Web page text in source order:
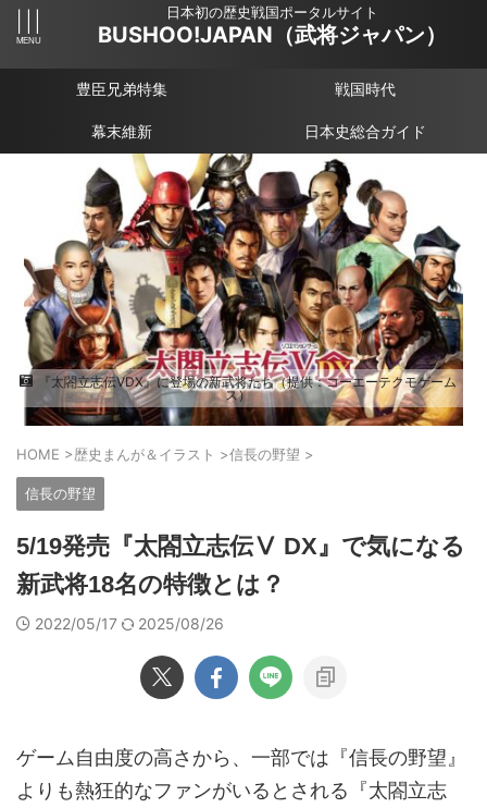
日本初の歴史戦国ポータルサイト
BUSHOO!JAPAN（武将ジャパン）
豊臣兄弟特集 戦国時代
幕末維新 日本史総合ガイド
『太閤立志伝ⅤDX』に登場の新武将たち（提供：コーエーテクモゲーム
ス）
HOME >歴史まんが＆イラスト >信長の野望 >
信長の野望
5/19発売『太閤立志伝Ⅴ DX』で気になる
新武将18名の特徴とは？
2022/05/17 2025/08/26
ゲーム自由度の高さから、一部では『信長の野望』
よりも熱狂的なファンがいるとされる『太閤立志